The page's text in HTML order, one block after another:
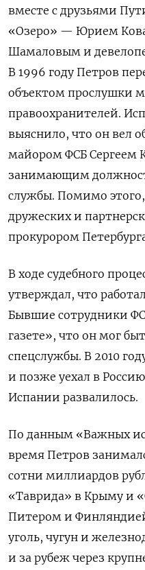
вместе с друзьями
«Озеро» — Юрием
Шамаловым и
В 1996 году Петров
объектом прослушки
правоохранителей.
выяснило, что он вел
майором ФСБ Сергеем
занимающим
службы. Помимо
дружеских и
прокурором
В ходе судебного
утверждал, что
Бывшие сотрудники
газете», что он мог
спецслужбы. В 2010
и позже уехал в
Испании развалилось.
По данным «Важных
время Петров
сотни миллиардов
«Таврида» в Крыму и
Питером и
уголь, чугун и
и за рубеж через